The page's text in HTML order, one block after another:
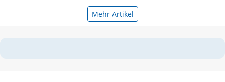
Mehr Artikel